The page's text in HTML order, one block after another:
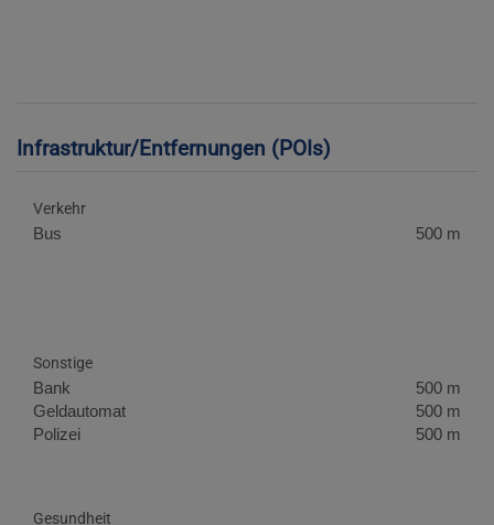
Infrastruktur/Entfernungen (POIs)
Verkehr
Bus 500 m
Sonstige
Bank
500 m
Geldautomat
500 m
Polizei
500 m
Gesundheit